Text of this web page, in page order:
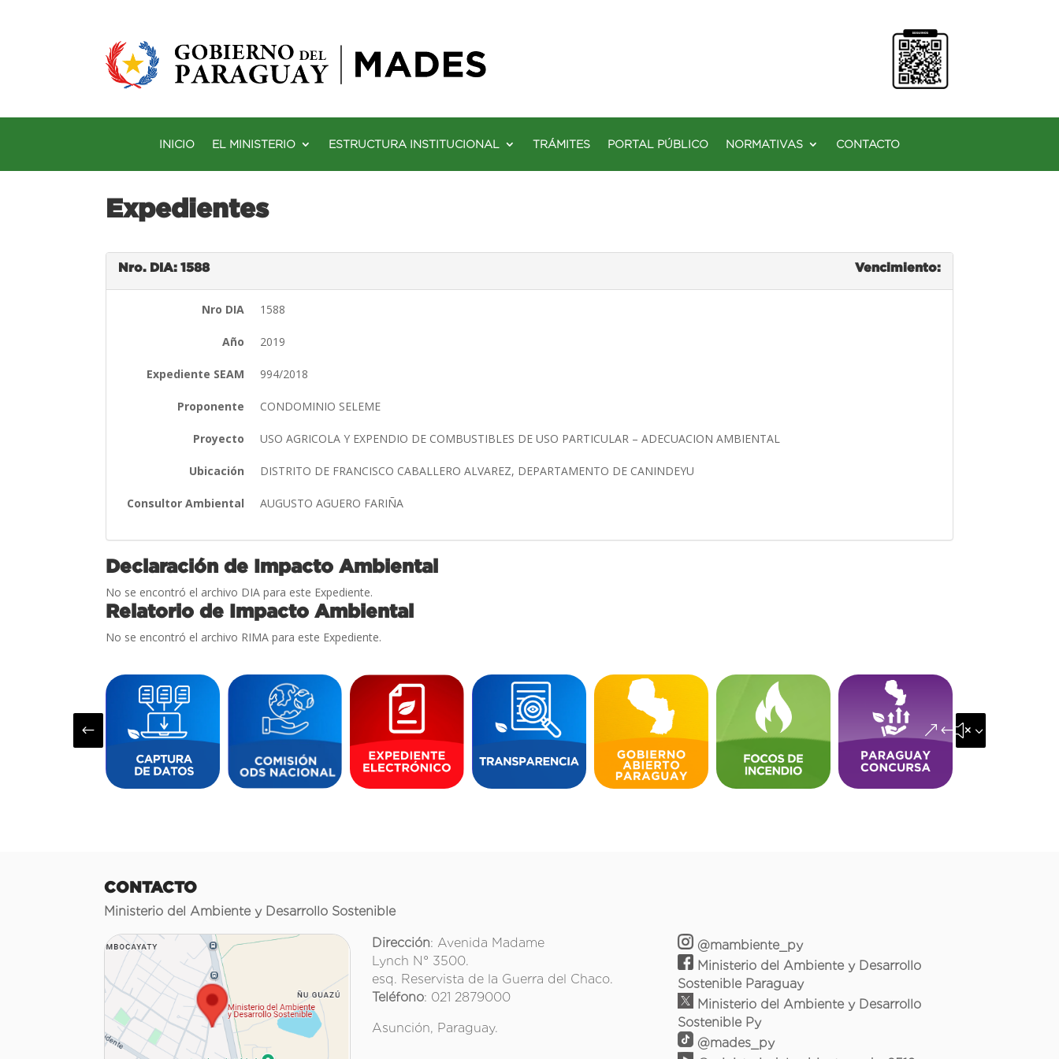
INICIO EL MINISTERIO ESTRUCTURA INSTITUCIONAL TRÁMITES PORTAL PÚBLICO NORMATIVAS CONTACTO
Expedientes
Nro. DIA: 1588 Vencimiento:
Nro DIA 1588
Año 2019
Expediente SEAM 994/2018
Proponente CONDOMINIO SELEME
Proyecto USO AGRICOLA Y EXPENDIO DE COMBUSTIBLES DE USO PARTICULAR – ADECUACION AMBIENTAL
Ubicación DISTRITO DE FRANCISCO CABALLERO ALVAREZ, DEPARTAMENTO DE CANINDEYU
Consultor Ambiental AUGUSTO AGUERO FARIÑA
Declaración de Impacto Ambiental
No se encontró el archivo DIA para este Expediente.
Relatorio de Impacto Ambiental
No se encontró el archivo RIMA para este Expediente.
# &#x35;
CONTACTO
Ministerio del Ambiente y Desarrollo Sostenible
Dirección: Avenida Madame
Lynch N° 3500.
esq. Reservista de la Guerra del Chaco.
Teléfono: 021 2879000
Asunción, Paraguay.
@mambiente_py
Ministerio del Ambiente y Desarrollo
Sostenible Paraguay
Ministerio del Ambiente y Desarrollo
Sostenible Py
@mades_py